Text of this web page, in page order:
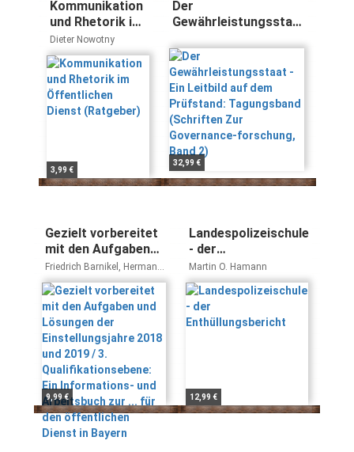
Kommunikation
und Rhetorik im
Öffentlichen
Dienst
(Ratgeber)
Dieter Nowotny
3,99 €
Der
Gewährleistungsstaat
Prüfstand:
Tagungsband
(Schriften Zur
Governance-
forschung, Band 2)
32,99 €
Gezielt vorbereitet
mit den Aufgaben
und Lösungen der
Einstellungsjahre
2018 und 2019 / 3.
Qualifikationsebene:
Ein Informations-
und Arbeitsbuch zur
... für den
öffentlichen Dienst
in Bayern
Friedrich Barnikel, Hermann
Ruch, Erich Winter, Paul
Fichtner
9,99 €
Landespolizeischule
- der
Enthüllungsbericht
Martin O. Hamann
12,99 €